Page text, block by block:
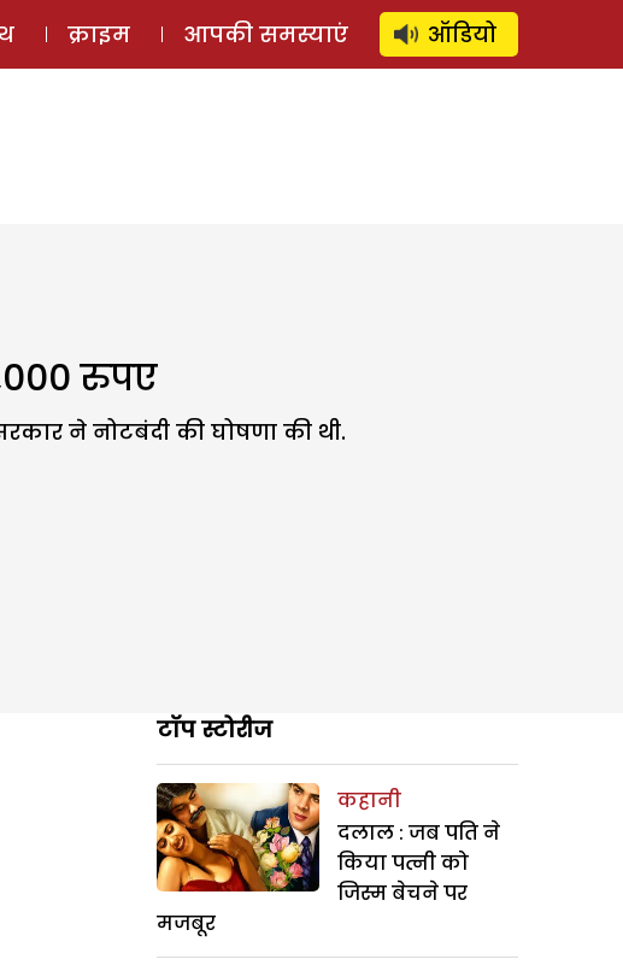
ऑडियो स्टोरी लॉग इन ⚲ SUBSCRIBE
क्राइम आपकी समस्याएं ऑडियो
रुपए
ने नोटबंदी की घोषणा की थी.
टॉप स्टोरीज
कहानी
दलाल : जब पति ने
किया पत्नी को
जिस्म बेचने पर
मजबूर